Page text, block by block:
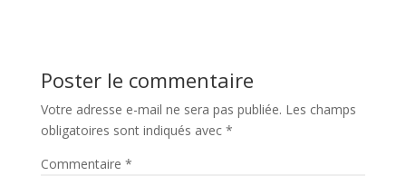
Poster le commentaire
Votre adresse e-mail ne sera pas publiée. Les champs
obligatoires sont indiqués avec *
Commentaire *